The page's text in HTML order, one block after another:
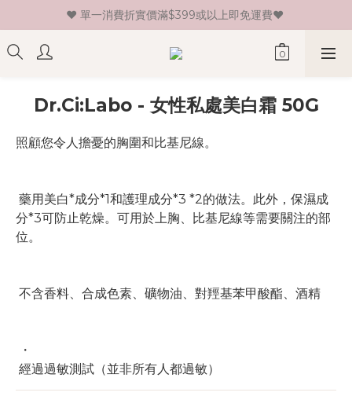
♥ 新會員登記即送HK$30 現金卷♥
♥ 單一消費折實價滿$399或以上即免運費♥
♥ 新會員登記即送HK$30 現金卷♥
Dr.Ci:Labo - 女性私處美白霜 50G
照顧您令人擔憂的胸圍和比基尼線。
分*3可防止乾燥。可用於上胸、比基尼線等需要關注的部
位。
不含香料、合成色素、礦物油、對羥基苯甲酸酯、酒精
・
經過過敏測試（並非所有人都過敏）